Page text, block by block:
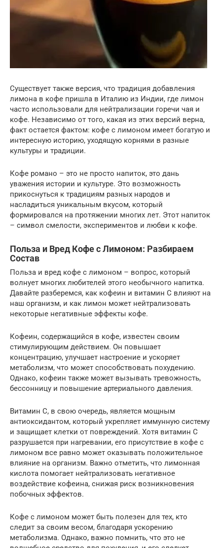
Существует также версия, что традиция добавления
лимона в кофе пришла в Италию из Индии, где лимон
часто использовали для нейтрализации горечи чая и
кофе. Независимо от того, какая из этих версий верна,
факт остается фактом: кофе с лимоном имеет богатую и
интересную историю, уходящую корнями в разные
культуры и традиции.
Кофе романо – это не просто напиток, это дань
уважения истории и культуре. Это возможность
прикоснуться к традициям разных народов и
насладиться уникальным вкусом, который
формировался на протяжении многих лет. Этот напиток
– символ смелости, экспериментов и любви к кофе.
Польза и Вред Кофе с Лимоном: Разбираем
Состав
Польза и вред кофе с лимоном – вопрос, который
волнует многих любителей этого необычного напитка.
Давайте разберемся, как кофеин и витамин С влияют на
наш организм, и как лимон может нейтрализовать
некоторые негативные эффекты кофе.
Кофеин, содержащийся в кофе, известен своим
стимулирующим действием. Он повышает
концентрацию, улучшает настроение и ускоряет
метаболизм, что может способствовать похудению.
Однако, кофеин также может вызывать тревожность,
бессонницу и повышение артериального давления.
Витамин С, в свою очередь, является мощным
антиоксидантом, который укрепляет иммунную систему
и защищает клетки от повреждений. Хотя витамин С
разрушается при нагревании, его присутствие в кофе с
лимоном все равно может оказывать положительное
влияние на организм. Важно отметить, что лимонная
кислота помогает нейтрализовать негативное
воздействие кофеина, снижая риск возникновения
побочных эффектов.
Кофе с лимоном может быть полезен для тех, кто
следит за своим весом, благодаря ускорению
метаболизма. Однако, важно помнить, что это не